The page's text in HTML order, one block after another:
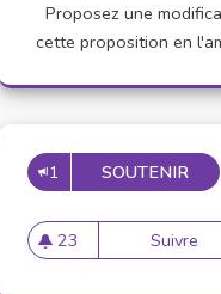
Proposez une
cette proposition en
1 SOUTENIR
23
23 abonnés
Suivre